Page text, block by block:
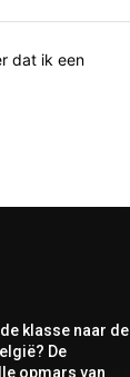
dat ik een
klasse naar de
De
opmars van